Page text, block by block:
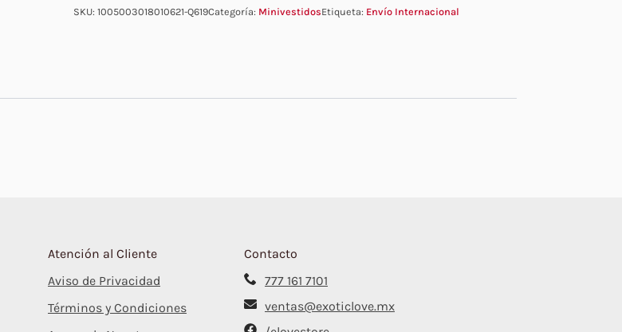
PVC
SKU: 1005003018010621-Q619Categoría: MinivestidosEtiqueta: Envío Internacional
Atención al Cliente
Aviso de Privacidad
Términos y Condiciones
Contacto
777 161 7101
ventas@exoticlove.mx